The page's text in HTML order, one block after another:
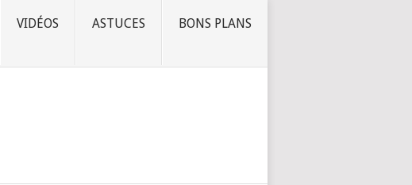
VIDÉOS ASTUCES BONS PLANS